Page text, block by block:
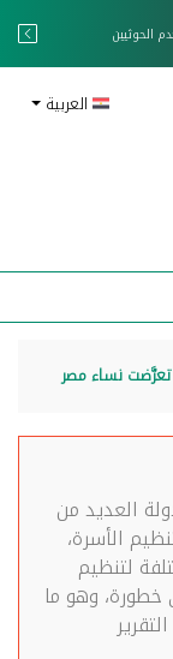
الحوثيين
العربية
نساء مصر
العديد من
الأسرة،
لتنظيم
وهو ما